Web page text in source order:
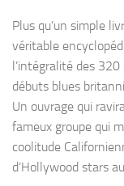
Plus qu’un simple
véritable
l’intégralité des
débuts blues
Un ouvrage qui
fameux groupe qui
coolitude
d’Hollywood stars